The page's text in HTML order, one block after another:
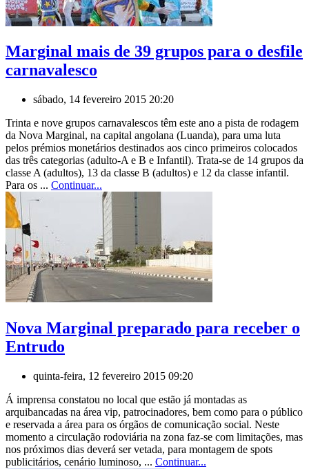
Marginal mais de 39 grupos para o desfile
carnavalesco
sábado, 14 fevereiro 2015 20:20
Trinta e nove grupos carnavalescos têm este ano a pista de rodagem
da Nova Marginal, na capital angolana (Luanda), para uma luta
pelos prémios monetários destinados aos cinco primeiros colocados
das três categorias (adulto-A e B e Infantil). Trata-se de 14 grupos da
classe A (adultos), 13 da classe B (adultos) e 12 da classe infantil.
Para os ... Continuar...
Nova Marginal preparado para receber o
Entrudo
quinta-feira, 12 fevereiro 2015 09:20
Á imprensa constatou no local que estão já montadas as
arquibancadas na área vip, patrocinadores, bem como para o público
e reservada a área para os órgãos de comunicação social. Neste
momento a circulação rodoviária na zona faz-se com limitações, mas
nos próximos dias deverá ser vetada, para montagem de spots
publicitários, cenário luminoso, ... Continuar...